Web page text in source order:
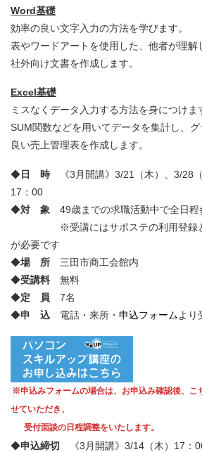
Word基礎
効率の良い文字入力の方法を学びます。
表やワードアートを使用した、他者が理解
社外向け文書を作成します。
Excel基礎
ミスなくデータ入力する方法を身につけま
SUM関数などを用いてデータを集計し、
良い売上管理表を作成します。
◆日 時 《3月開講》3/21（木）、3/28
17：00
◆対 象 49歳までの求職活動中で全日程
※受講にはサポステの利用登録と
が必要です
◆場 所 三田市商工会館内
◆受講料 無料
◆定 員 7名
◆申 込 電話・来所・ 申込フォームより
※申込みフォームの場合は、お申込み確認後、こ
せていただき、
受付面談の日程調整をいたします。
◆申込締切 《3月開講》3/14（木）17：